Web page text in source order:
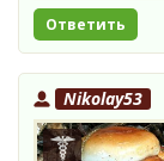
Ответить
Nikolay53